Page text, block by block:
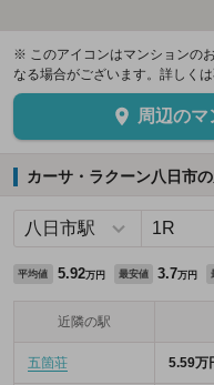
※ このアイコンはマンションの
なる場合がございます。詳しく
周辺のマ
カーサ・ラクーン八日市
平均値 5.92万円 最安値 3.7万円
近隣の駅
五箇荘 5.59万